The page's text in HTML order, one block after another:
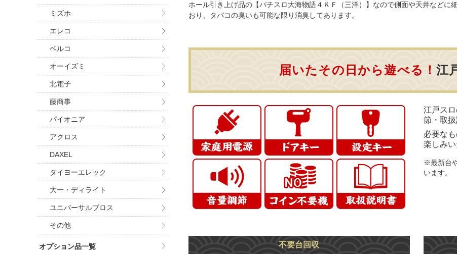
ホール引き上げ品の【パチスロ大海物語４ＫＦ（三洋）】なので側面や天井などに
おり、タバコの臭いも可能な限り消臭してあります。
届いたその日から遊べる！江
江戸ス
節・取
必要な
楽しみい
※最新台
います。
不要台回収
ミズホ
エレコ
ベルコ
オーイズミ
北電子
藤商事
パイオニア
アクロス
DAXEL
タイヨーエレック
大一・ディライト
ユニバーサルブロス
その他
オプション品一覧